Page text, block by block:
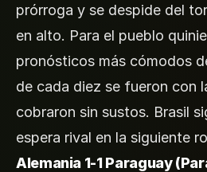
prórroga y se despide del
en alto. Para el pueblo
pronósticos más cómodos
de cada diez se fueron con
cobraron sin sustos. Brasil
espera rival en la siguiente
Alemania 1-1 Paraguay